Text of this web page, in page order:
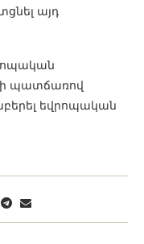
այդ
պատճառով
եվրոպական